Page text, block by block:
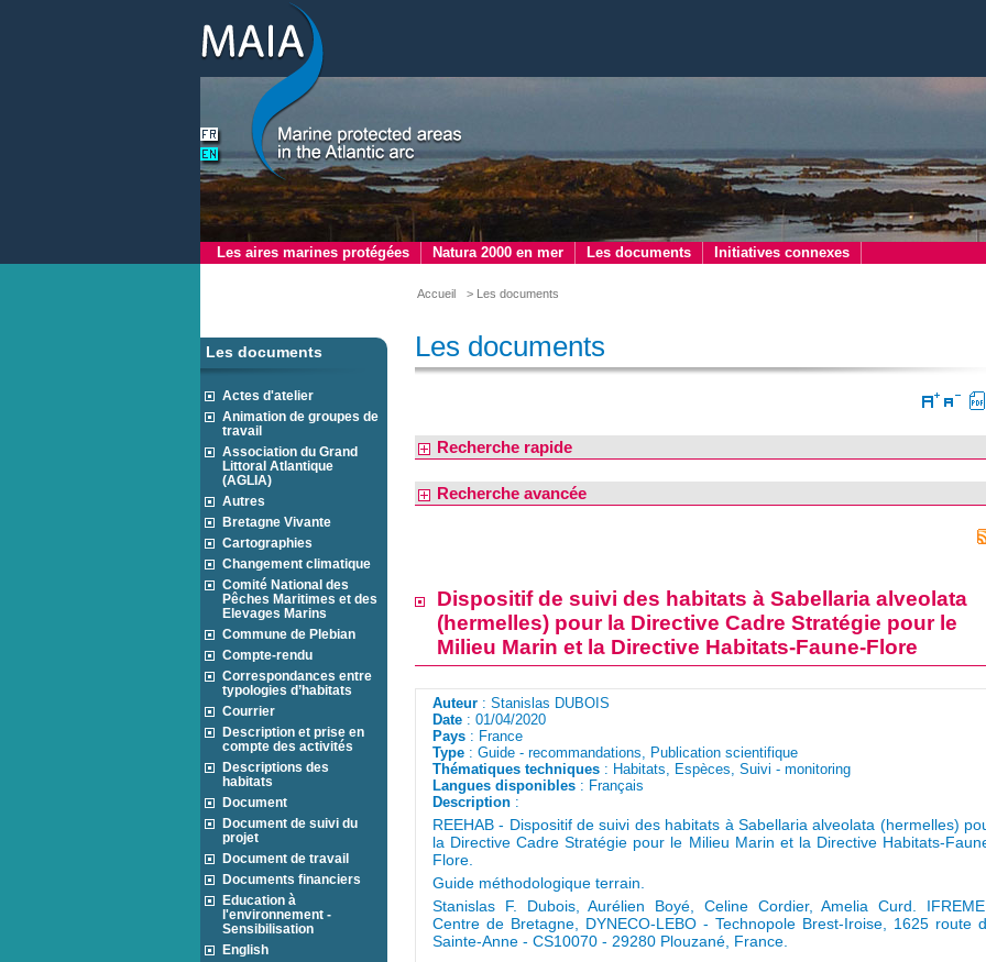
Les aires marines protégées Natura 2000 en mer Les documents Initiatives connexes
Accueil > Les documents
Les documents
Actes d'atelier
Animation de groupes de
travail
Association du Grand
Littoral Atlantique
(AGLIA)
Autres
Bretagne Vivante
Cartographies
Changement climatique
Comité National des
Pêches Maritimes et des
Elevages Marins
Commune de Plebian
Compte-rendu
Correspondances entre
typologies d’habitats
Courrier
Description et prise en
compte des activités
Descriptions des
habitats
Document
Document de suivi du
projet
Document de travail
Documents financiers
Education à
l'environnement -
Sensibilisation
English
Les documents
Recherche rapide
Recherche avancée
Dispositif de suivi des habitats à Sabellaria alveolata
(hermelles) pour la Directive Cadre Stratégie pour le
Milieu Marin et la Directive Habitats-Faune-Flore
Auteur : Stanislas DUBOIS
Date : 01/04/2020
Pays : France
Type : Guide - recommandations, Publication scientifique
Thématiques techniques : Habitats, Espèces, Suivi - monitoring
Langues disponibles : Français
Description :
REEHAB - Dispositif de suivi des habitats à Sabellaria alveolata (hermelles)
la Directive Cadre Stratégie pour le Milieu Marin et la Directive Habitats-
Flore.
Guide méthodologique terrain.
Stanislas F. Dubois, Aurélien Boyé, Celine Cordier, Amelia Curd.
Centre de Bretagne, DYNECO-LEBO - Technopole Brest-Iroise, 1625 route
Sainte-Anne - CS10070 - 29280 Plouzané, France.